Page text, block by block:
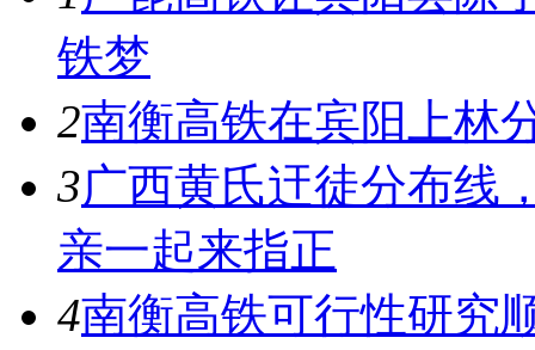
铁梦
2南衡高铁在宾阳上林
3广西黄氏迀徒分布线
亲一起来指正
4南衡高铁可行性研究